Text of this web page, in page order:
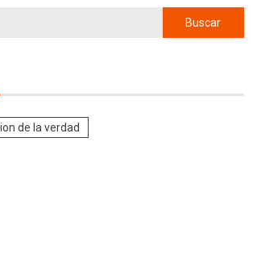
de la verdad